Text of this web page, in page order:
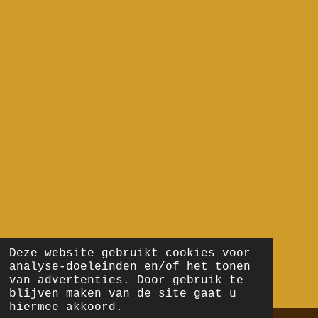
Deze website gebruikt cookies voor
analyse-doeleinden en/of het tonen
van advertenties. Door gebruik te
blijven maken van de site gaat u
hiermee akkoord.